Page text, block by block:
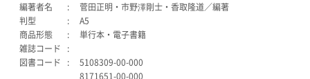
編著者名
菅田正明・市野澤剛士・香取隆道／編著
判型
A5
商品形態
単行本・電子書籍
雑誌コード
図書コード
5108309-00-000
8171651-00-000